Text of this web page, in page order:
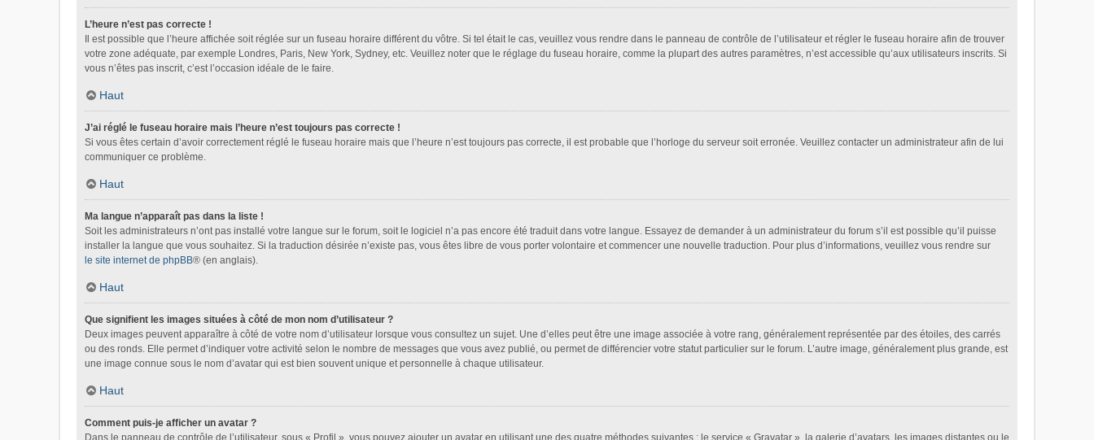
L’heure n’est pas correcte !
Il est possible que l’heure affichée soit réglée sur un fuseau horaire différent du vôtre. Si tel était le cas, veuillez vous rendre dans le panneau de contrôle de l’utilisateur et régler le fuseau horaire afin de trouver
votre zone adéquate, par exemple Londres, Paris, New York, Sydney, etc. Veuillez noter que le réglage du fuseau horaire, comme la plupart des autres paramètres, n’est accessible qu’aux utilisateurs inscrits. Si
vous n’êtes pas inscrit, c’est l’occasion idéale de le faire.
Haut
J’ai réglé le fuseau horaire mais l’heure n’est toujours pas correcte !
Si vous êtes certain d’avoir correctement réglé le fuseau horaire mais que l’heure n’est toujours pas correcte, il est probable que l’horloge du serveur soit erronée. Veuillez contacter un administrateur afin de lui
communiquer ce problème.
Haut
Ma langue n’apparaît pas dans la liste !
Soit les administrateurs n’ont pas installé votre langue sur le forum, soit le logiciel n’a pas encore été traduit dans votre langue. Essayez de demander à un administrateur du forum s’il est possible qu’il puisse
installer la langue que vous souhaitez. Si la traduction désirée n’existe pas, vous êtes libre de vous porter volontaire et commencer une nouvelle traduction. Pour plus d’informations, veuillez vous rendre sur
le site internet de phpBB® (en anglais).
Haut
Que signifient les images situées à côté de mon nom d’utilisateur ?
Deux images peuvent apparaître à côté de votre nom d’utilisateur lorsque vous consultez un sujet. Une d’elles peut être une image associée à votre rang, généralement représentée par des étoiles, des carrés
ou des ronds. Elle permet d’indiquer votre activité selon le nombre de messages que vous avez publié, ou permet de différencier votre statut particulier sur le forum. L’autre image, généralement plus grande, est
une image connue sous le nom d’avatar qui est bien souvent unique et personnelle à chaque utilisateur.
Haut
Comment puis-je afficher un avatar ?